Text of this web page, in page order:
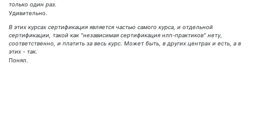
только один раз.
Удивительно.
В этих курсах сертификация является частью самого курса, и отдельной
сертификации, такой как "независимая сертификация нлп-практиков" нету,
соответственно, и платить за весь курс. Может быть, в других центрах и есть, а в
этих - так.
Понял.